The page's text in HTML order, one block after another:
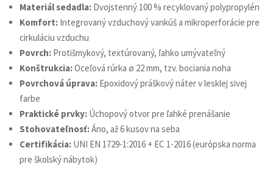
Materiál sedadla:Dvojstenný 100 % recyklovaný polypropylén
Komfort:Integrovaný vzduchový vankúš a mikroperforácie pre
cirkuláciu vzduchu
Povrch:Protišmykový, textúrovaný, ľahko umývateľný
Konštrukcia:Oceľová rúrka ø 22 mm, tzv. bociania noha
Povrchová úprava:Epoxidový práškový náter v lesklej sivej
farbe
Praktické prvky:Úchopový otvor pre ľahké prenášanie
Stohovateľnosť:Áno, až 6 kusov na seba
Certifikácia:UNI EN 1729-1:2016 + EC 1-2016 (európska norma
pre školský nábytok)